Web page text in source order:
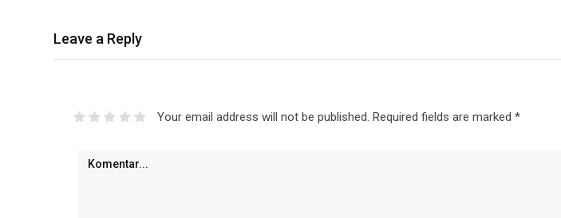
Leave a Reply
Your email address will not be published. Required fields are marked *